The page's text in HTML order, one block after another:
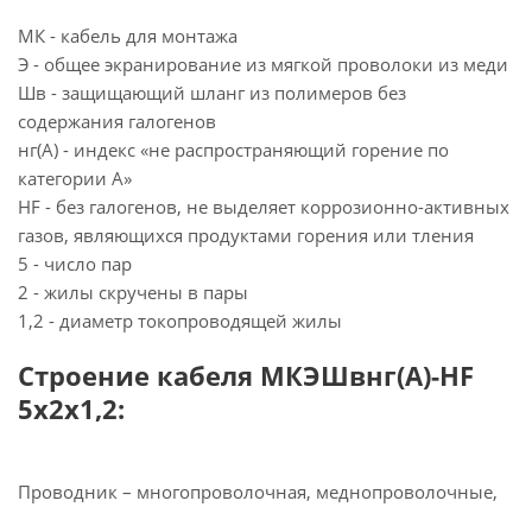
МК - кабель для монтажа
Э - общее экранирование из мягкой проволоки из меди
Шв - защищающий шланг из полимеров без
содержания галогенов
нг(А) - индекс «не распространяющий горение по
категории А»
HF - без галогенов, не выделяет коррозионно-активных
газов, являющихся продуктами горения или тления
5 - число пар
2 - жилы скручены в пары
1,2 - диаметр токопроводящей жилы
Строение кабеля МКЭШвнг(А)-HF
5х2х1,2:
Проводник – многопроволочная, меднопроволочные,